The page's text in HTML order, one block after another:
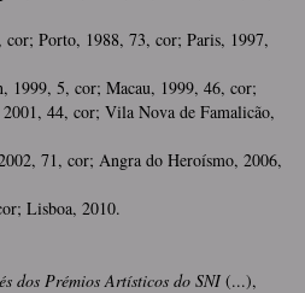
Porto, 1988, 73, cor; Paris, 1997,
1999, 5, cor; Macau, 1999, 46, cor;
44, cor; Vila Nova de Famalicão,
71, cor; Angra do Heroísmo, 2006,
Lisboa, 2010.
dos Prémios Artísticos do SNI (...),